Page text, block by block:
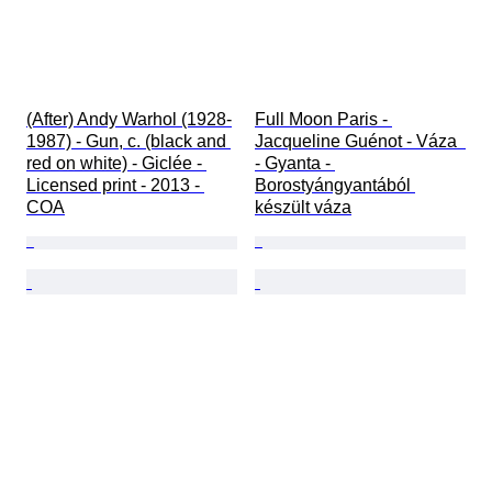
(After) Andy Warhol (1928-
1987) - Gun, c. (black and
red on white) - Giclée -
Licensed print - 2013 -
COA
Full Moon Paris -
Jacqueline Guénot - Váza
- Gyanta -
Borostyángyantából
készült váza